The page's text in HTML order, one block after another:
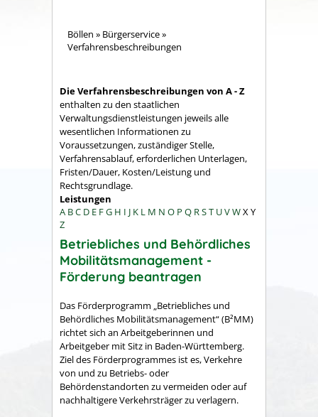
Böllen » Bürgerservice»
Verfahrensbeschreibungen
Die Verfahrensbeschreibungen von A - Z
enthalten zu den staatlichen
Verwaltungsdienstleistungen jeweils alle
wesentlichen Informationen zu
Voraussetzungen, zuständiger Stelle,
Verfahrensablauf, erforderlichen Unterlagen,
Fristen/Dauer, Kosten/Leistung und
Rechtsgrundlage.
Leistungen
A BC D E FG H I J K L M N O P Q RST UVWX Y
Z
Betriebliches und Behördliches
Mobilitätsmanagement -
Förderung beantragen
Das Förderprogramm „Betriebliches und
Behördliches Mobilitätsmanagement“ (B²MM)
richtet sich an Arbeitgeberinnen und
Arbeitgeber mit Sitz in Baden-Württemberg.
Ziel des Förderprogrammes ist es, Verkehre
von und zu Betriebs- oder
Behördenstandorten zu vermeiden oder auf
nachhaltigere Verkehrsträger zu verlagern.